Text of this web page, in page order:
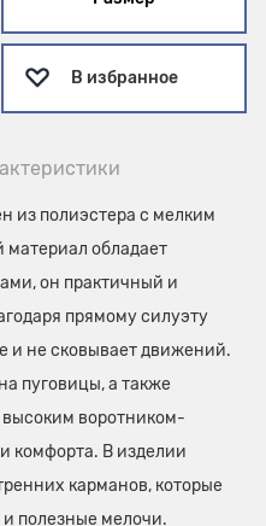
В избранное
из полиэстера с мелким
обладает
он практичный и
прямому силуэту
и не сковывает движений.
пуговицы, а также
воротником-
комфорта. В изделии
карманов, которые
полезные мелочи.